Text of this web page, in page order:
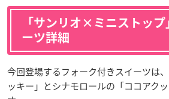
「サンリオ×ミニストップ
ーツ詳細
今回登場するフォーク付きスイーツは
ッキー」とシナモロールの「ココアク